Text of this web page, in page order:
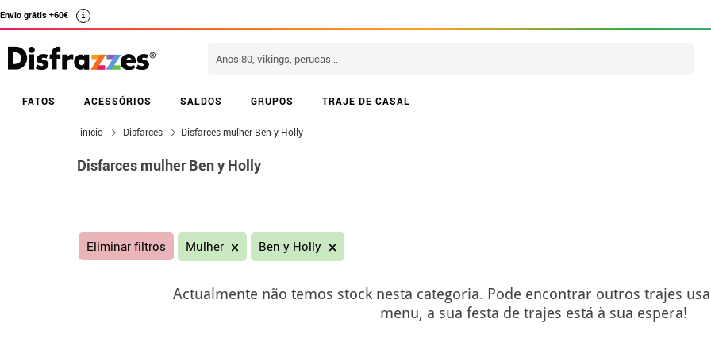
Envio grátis +60€ i
FATOS ACESSÓRIOS SALDOS GRUPOS TRAJE DE CASAL
início Disfarces Disfarces mulher Ben y Holly
Disfarces mulher Ben y Holly
Eliminar filtros Mulher Ben y Holly
Actualmente não temos stock nesta categoria. Pode encontrar outros trajes
menu, a sua festa de trajes está à sua espera!